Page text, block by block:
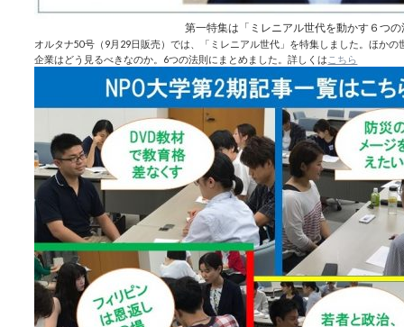
第一特集は「ミレニアル世代を動かす６つ
オルタナ50号（9月29日販売）では、「ミレニアル世代」を特集しました。ほか
企業はどう見るべきなのか。6つの法則にまとめました。詳しくは こちら